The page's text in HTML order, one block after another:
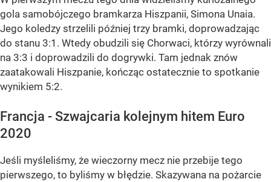
gola samobójczego bramkarza Hiszpanii, Simona Unaia.
Jego koledzy strzelili później trzy bramki, doprowadzając
do stanu 3:1. Wtedy obudzili się Chorwaci, którzy wyrównali
na 3:3 i doprowadzili do dogrywki. Tam jednak znów
zaatakowali Hiszpanie, kończąc ostatecznie to spotkanie
wynikiem 5:2.
Francja - Szwajcaria kolejnym hitem Euro
2020
Jeśli myśleliśmy, że wieczorny mecz nie przebije tego
pierwszego, to byliśmy w błędzie. Skazywana na pożarcie